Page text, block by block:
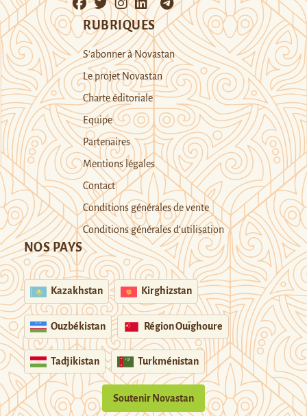
RUBRIQUES
S’abonner à Novastan
Le projet Novastan
Charte éditoriale
Equipe
Partenaires
Mentions légales
Contact
Conditions générales de vente
Conditions générales d’utilisation
NOS PAYS
Kazakhstan Kirghizstan
Ouzbékistan Région Ouïghoure
Tadjikistan Turkménistan
Soutenir Novastan